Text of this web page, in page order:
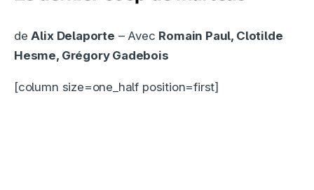
deAlix Delaporte – Avec Romain Paul, Clotilde
Hesme, Grégory Gadebois
[column size=one_half position=first]